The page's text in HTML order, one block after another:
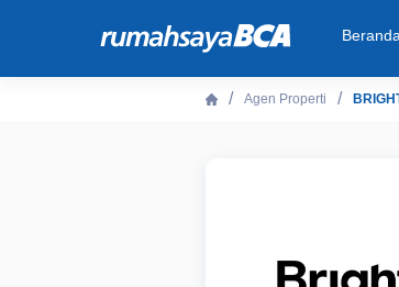
Beranda
Agen Properti